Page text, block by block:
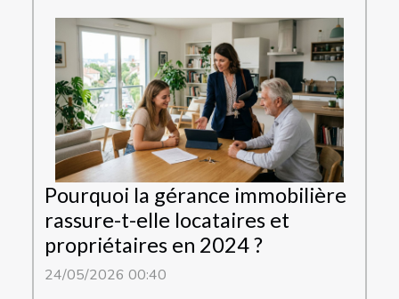
Pourquoi la gérance immobilière
rassure-t-elle locataires et
propriétaires en 2024 ?
24/05/2026 00:40